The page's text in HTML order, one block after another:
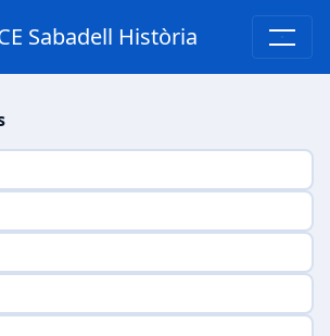
Sabadell Història